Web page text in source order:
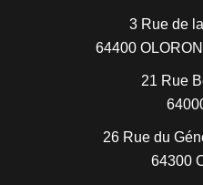
3 Rue de
64400
21 Rue
26 Rue du
64300